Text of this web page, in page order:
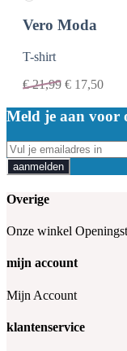
Vero Moda
T-shirt
€21,99 € 17,50
Meld je aan voor
aanmelden
Overige
Onze winkel
mijn account
Mijn Account
klantenservice